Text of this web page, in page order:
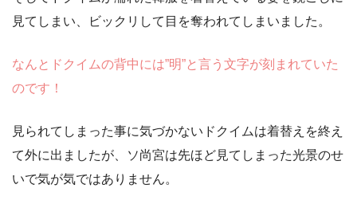
見てしまい、ビックリして目を奪われてしまいました。
なんとドクイムの背中には”明”と言う文字が刻まれていた
のです！
見られてしまった事に気づかないドクイムは着替えを終え
て外に出ましたが、ソ尚宮は先ほど見てしまった光景のせ
いで気が気ではありません。